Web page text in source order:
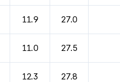
11.9 27.0
11.0 27.5
12.3 27.8